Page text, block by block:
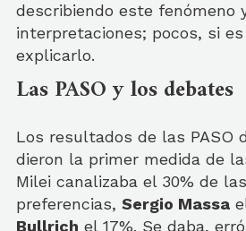
describiendo este fenómeno
interpretaciones; pocos, si
explicarlo.
Las PASO y los debates
Los resultados de las PASO
dieron la primer medida de
Milei canalizaba el 30% de las
preferencias, Sergio Massa
Bullrich el 17%. Se daba,